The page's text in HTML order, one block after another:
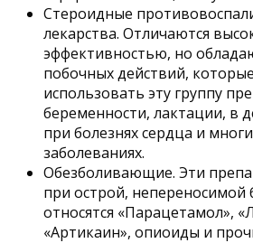
Стероидные
лекарства. Отличаются
эффективностью, но
побочных действий,
использовать эту группу
беременности, лактации, в
при болезнях сердца и
заболеваниях.
Обезболивающие. Эти
при острой, непереносимой
относятся «Парацетамол»,
«Артикаин», опиоиды и